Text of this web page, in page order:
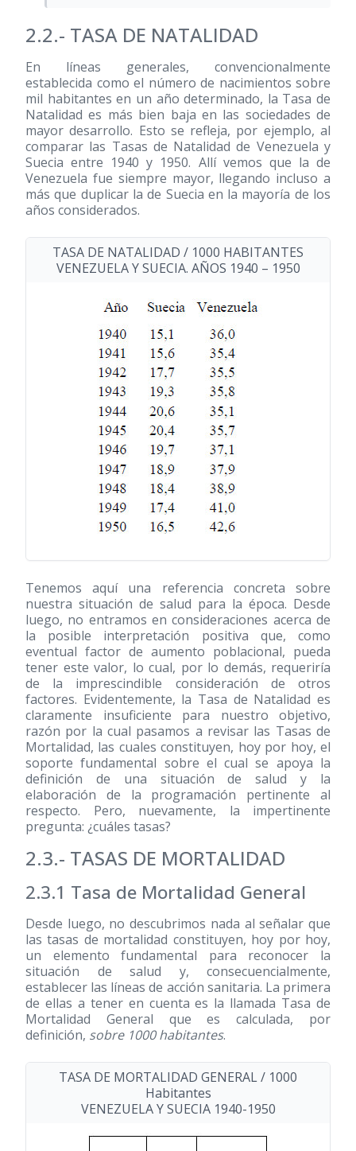
2.2.- TASA DE NATALIDAD
En líneas generales, convencionalmente
establecida como el número de nacimientos sobre
mil habitantes en un año determinado, la Tasa de
Natalidad es más bien baja en las sociedades de
mayor desarrollo. Esto se refleja, por ejemplo, al
comparar las Tasas de Natalidad de Venezuela y
Suecia entre 1940 y 1950. Allí vemos que la de
Venezuela fue siempre mayor, llegando incluso a
más que duplicar la de Suecia en la mayoría de los
años considerados.
TASA DE NATALIDAD / 1000 HABITANTES
VENEZUELA Y SUECIA. AÑOS 1940 – 1950
Tenemos aquí una referencia concreta sobre
nuestra situación de salud para la época. Desde
luego, no entramos en consideraciones acerca de
la posible interpretación positiva que, como
eventual factor de aumento poblacional, pueda
tener este valor, lo cual, por lo demás, requeriría
de la imprescindible consideración de otros
factores. Evidentemente, la Tasa de Natalidad es
claramente insuficiente para nuestro objetivo,
razón por la cual pasamos a revisar las Tasas de
Mortalidad, las cuales constituyen, hoy por hoy, el
soporte fundamental sobre el cual se apoya la
definición de una situación de salud y la
elaboración de la programación pertinente al
respecto. Pero, nuevamente, la impertinente
pregunta: ¿cuáles tasas?
2.3.- TASAS DE MORTALIDAD
2.3.1 Tasa de Mortalidad General
Desde luego, no descubrimos nada al señalar que
las tasas de mortalidad constituyen, hoy por hoy,
un elemento fundamental para reconocer la
situación de salud y, consecuencialmente,
establecer las líneas de acción sanitaria. La primera
de ellas a tener en cuenta es la llamada Tasa de
Mortalidad General que es calculada, por
definición, sobre 1000 habitantes.
TASA DE MORTALIDAD GENERAL / 1000
Habitantes
VENEZUELA Y SUECIA 1940-1950